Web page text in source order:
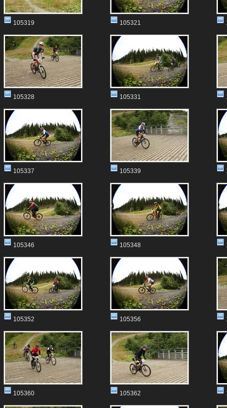
105319 105321
105328 105331
105337 105339
105346 105348
105352 105356
105360 105362